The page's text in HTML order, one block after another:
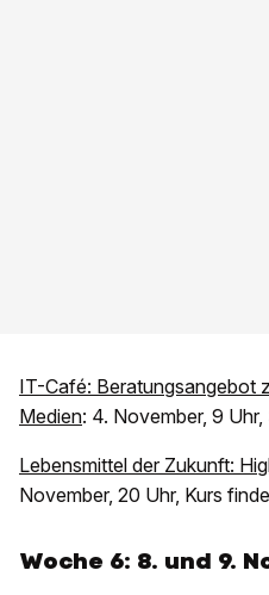
IT-Café: Beratungsangebot
Medien: 4. November, 9
Lebensmittel der Zukunft:
November, 20 Uhr, Kurs
Woche 6: 8. und 9.